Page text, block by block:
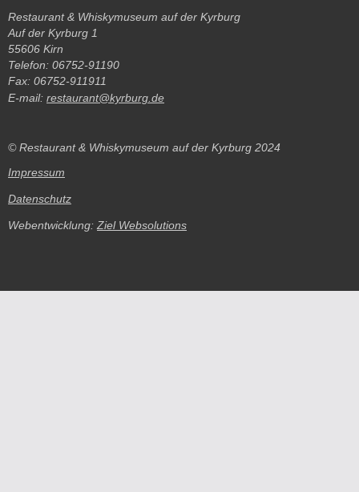
Restaurant & Whiskymuseum auf der Kyrburg
Auf der Kyrburg 1
55606 Kirn
Telefon: 06752-91190
Fax: 06752-911911
E-mail: restaurant@kyrburg.de
© Restaurant & Whiskymuseum auf der Kyrburg 2024
Impressum
Datenschutz
Webentwicklung:Ziel Websolutions